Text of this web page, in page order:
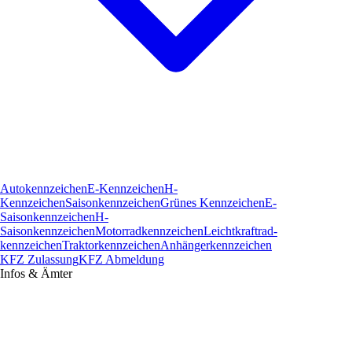
AutokennzeichenE-KennzeichenH-
KennzeichenSaisonkennzeichenGrünes KennzeichenE-
SaisonkennzeichenH-
SaisonkennzeichenMotorradkennzeichenLeichtkraftrad­
kennzeichenTraktorkennzeichenAnhängerkennzeichen
KFZ ZulassungKFZ Abmeldung
Infos & Ämter